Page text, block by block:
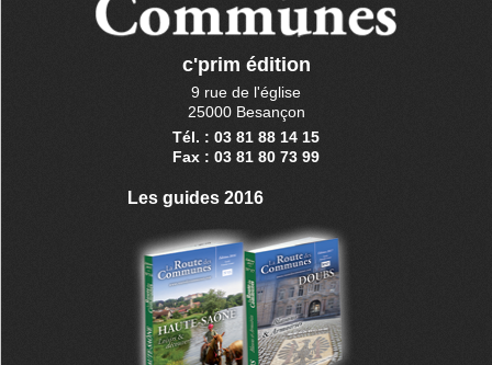
c'prim édition
9 rue de l'église
25000 Besançon
Tél. : 03 81 88 14 15
Fax : 03 81 80 73 99
Les guides 2016